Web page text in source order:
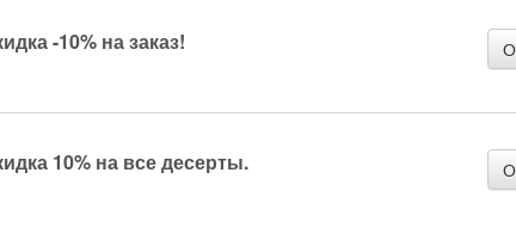
-10% на заказ!
10% на все десерты.